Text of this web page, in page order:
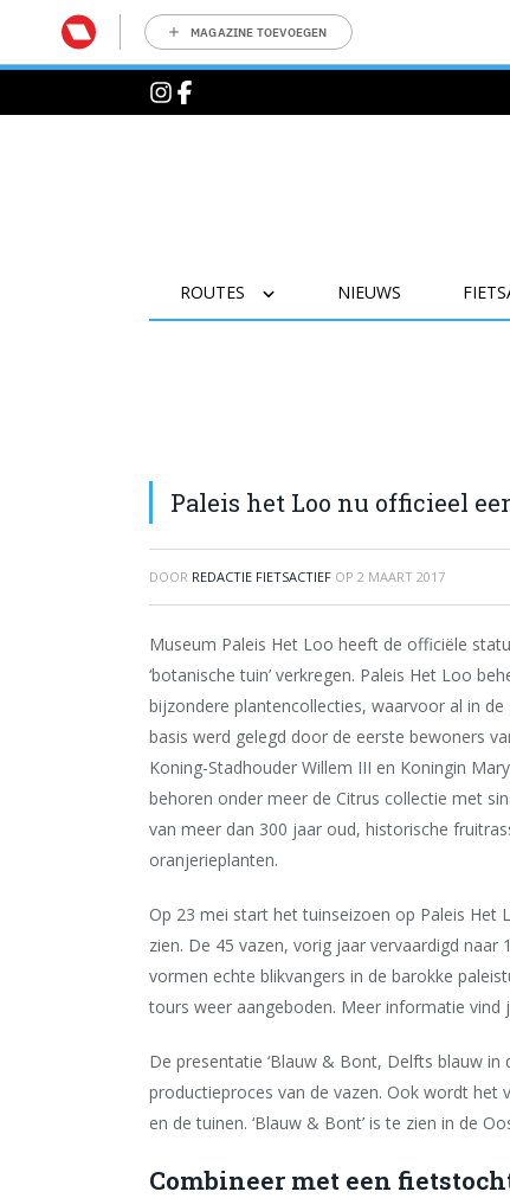
MAGAZINE TOEVOEGEN
ROUTES NIEUWS
Paleis het Loo nu officieel
DOOR REDACTIE FIETSACTIEF OP 2 MAART 2017
Museum Paleis Het Loo heeft de officiële
‘botanische tuin’ verkregen. Paleis Het Loo
bijzondere plantencollecties, waarvoor al in de
basis werd gelegd door de eerste bewoners
Koning-Stadhouder Willem III en Koningin
behoren onder meer de Citrus collectie met
van meer dan 300 jaar oud, historische
oranjerieplanten.
Op 23 mei start het tuinseizoen op Paleis Het
zien. De 45 vazen, vorig jaar vervaardigd
vormen echte blikvangers in de barokke
tours weer aangeboden. Meer informatie vind
De presentatie ‘Blauw & Bont, Delfts blauw
productieproces van de vazen. Ook wordt
en de tuinen. ‘Blauw & Bont’ is te zien in de
Combineer met een